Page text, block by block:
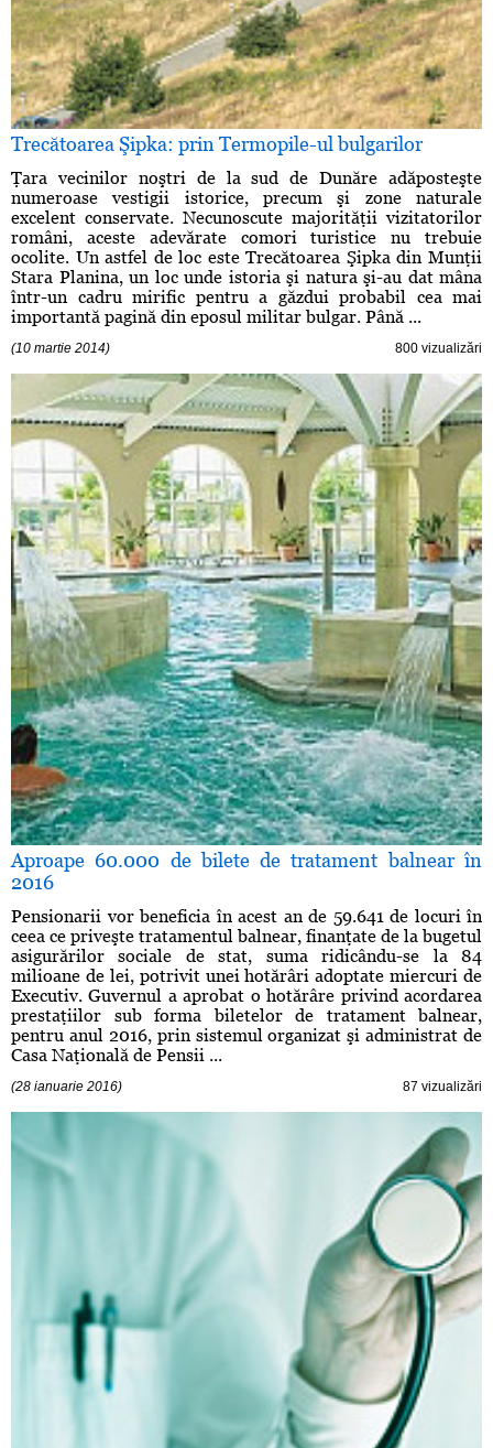
Trecătoarea Şipka: prin Termopile-ul bulgarilor
Ţara vecinilor noştri de la sud de Dunăre adăposteşte
numeroase vestigii istorice, precum şi zone naturale
excelent conservate. Necunoscute majorităţii vizitatorilor
români, aceste adevărate comori turistice nu trebuie
ocolite. Un astfel de loc este Trecătoarea Şipka din Munţii
Stara Planina, un loc unde istoria şi natura şi-au dat mâna
într-un cadru mirific pentru a găzdui probabil cea mai
importantă pagină din eposul militar bulgar. Până ...
(10 martie 2014) 800 vizualizări
Aproape 60.000 de bilete de tratament balnear în
2016
Pensionarii vor beneficia în acest an de 59.641 de locuri în
ceea ce priveşte tratamentul balnear, finanţate de la bugetul
asigurărilor sociale de stat, suma ridicându-se la 84
milioane de lei, potrivit unei hotărâri adoptate miercuri de
Executiv. Guvernul a aprobat o hotărâre privind acordarea
prestaţiilor sub forma biletelor de tratament balnear,
pentru anul 2016, prin sistemul organizat şi administrat de
Casa Naţională de Pensii ...
(28 ianuarie 2016) 87 vizualizări